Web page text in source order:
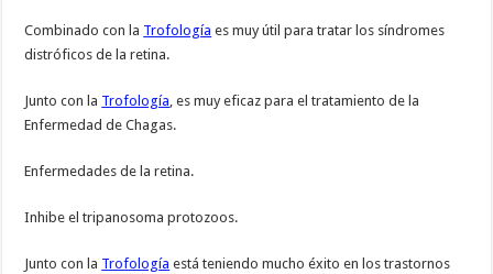
Combinado con la Trofología es muy útil para tratar los síndromes
distróficos de la retina.
Junto con la Trofología, es muy eficaz para el tratamiento de la
Enfermedad de Chagas.
Enfermedades de la retina.
Inhibe el tripanosoma protozoos.
Junto con la Trofología está teniendo mucho éxito en los trastornos